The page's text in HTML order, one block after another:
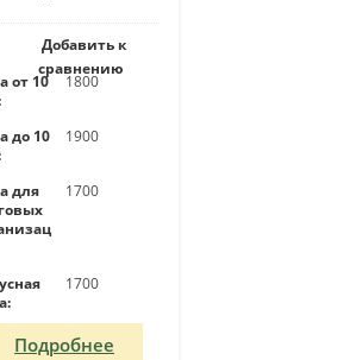
Добавить к
сравнению
от 10
1800
до 10
1900
для
1700
1700
Подробнее